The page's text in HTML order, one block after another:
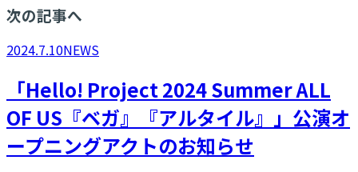
次の記事へ
2024.7.10NEWS
「Hello! Project 2024 Summer ALL
OF US『ベガ』『アルタイル』」公演オ
ープニングアクトのお知らせ